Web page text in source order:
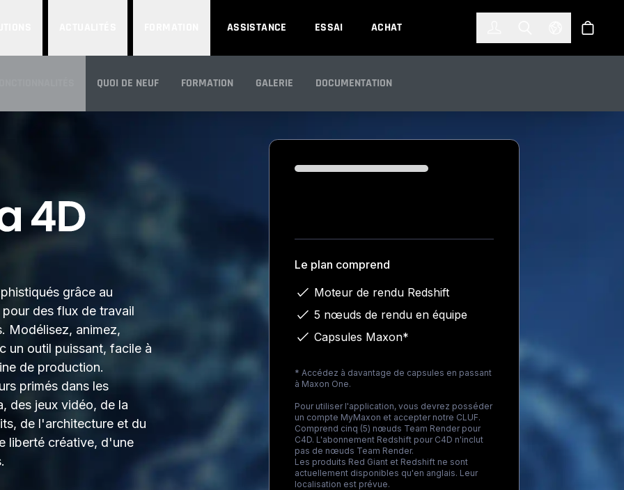
ASSISTANCE ESSAI ACHAT Select
QUOI DE NEUF FORMATION GALERIE DOCUMENTATION
grâce au
des flux de travail
Modélisez, animez,
un outil puissant, facile à
de production.
primés dans les
des jeux vidéo, de la
de l'architecture et du
liberté créative, d'une
Loading...
Le plan comprend
Moteur de rendu Redshift
5 nœuds de rendu en équipe
Capsules Maxon*
* Accédez à davantage de capsules en passant
à Maxon One.
Pour utiliser l'application, vous devrez posséder
un compte MyMaxon et accepter notre CLUF.
Comprend cinq (5) nœuds Team Render pour
C4D. L'abonnement Redshift pour C4D n'inclut
pas de nœuds Team Render.
Les produits Red Giant et Redshift ne sont
actuellement disponibles qu'en anglais. Leur
localisation est prévue.